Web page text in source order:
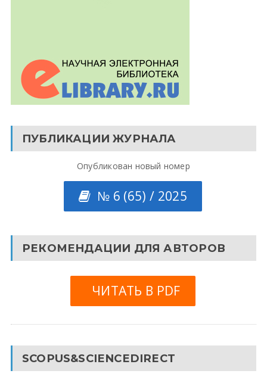
ПУБЛИКАЦИИ ЖУРНАЛА
Опубликован новый номер
№ 6 (65) / 2025
РЕКОМЕНДАЦИИ ДЛЯ АВТОРОВ
ЧИТАТЬ В PDF
SCOPUS&SCIENCEDIRECT